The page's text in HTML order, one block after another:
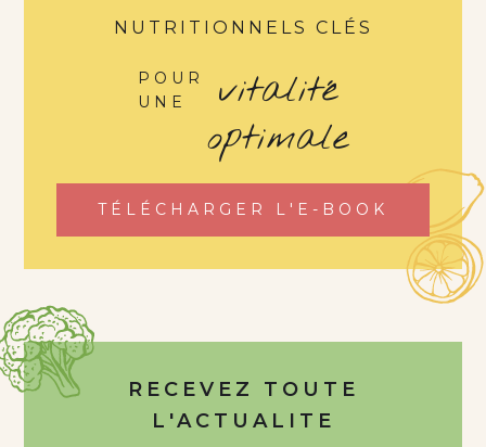
NUTRITIONNELS CLÉS
POUR
UNE
vitalité
optimale
TÉLÉCHARGER L'E-BOOK
RECEVEZ TOUTE
L'ACTUALITE